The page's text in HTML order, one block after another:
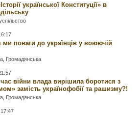
української Конституції» в
поваги до українців у воюючій
Громадянська
війни влада вирішила боротися з
замість українофобії та рашизму?!
Громадянська